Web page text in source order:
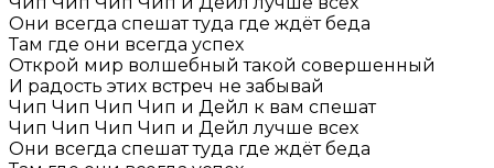
Они всегда спешат туда где ждёт беда
Там где они всегда успех
Открой мир волшебный такой совершенный
И радость этих встреч не забывай
Чип Чип Чип Чип и Дейл к вам спешат
Чип Чип Чип Чип и Дейл лучше всех
Они всегда спешат туда где ждёт беда